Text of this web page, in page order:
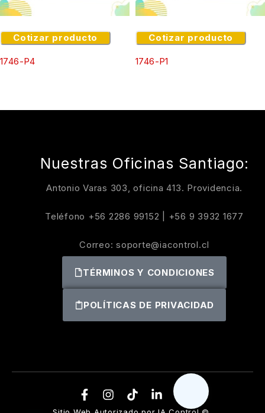
Cotizar producto
1746-P4
Cotizar producto
1746-P1
Nuestras Oficinas Santiago:
Antonio Varas 303, oficina 413. Providencia.
Teléfono +56 2286 99152 +56 9 3932 1677
Correo: soporte@iacontrol.cl
TÉRMINOS Y CONDICIONES
POLÍTICAS DE PRIVACIDAD